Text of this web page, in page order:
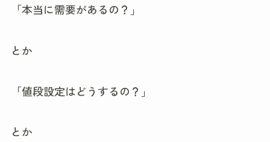
「本当に需要があるの？」
とか
「値段設定はどうするの？」
とか